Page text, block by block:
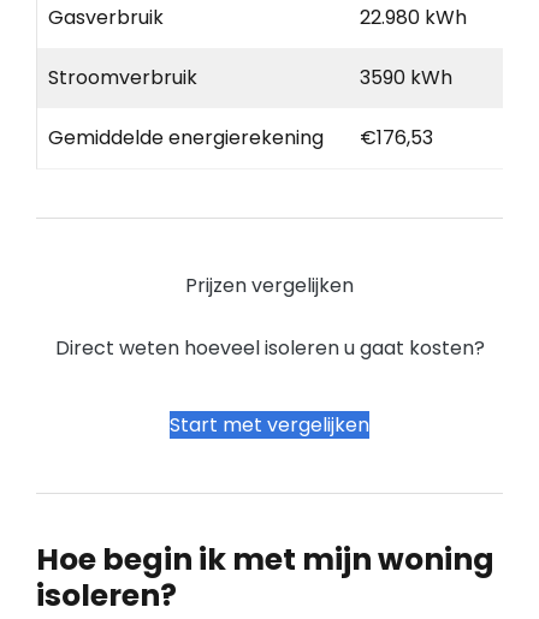
Gasverbruik 22.980 kWh
Stroomverbruik 3590 kWh
Gemiddelde energierekening €176,53
Prijzen vergelijken
Direct weten hoeveel isoleren u gaat kosten?
Start met vergelijken
Hoe begin ik met mijn woning
isoleren?